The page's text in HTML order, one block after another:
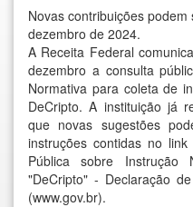
Novas contribuições
dezembro de 2024.
A Receita Federal
dezembro a consulta
Normativa para coleta de
DeCripto. A instituição já
que novas sugestões
instruções contidas no link
Pública sobre
"DeCripto" - Declaração
(www.gov.br).